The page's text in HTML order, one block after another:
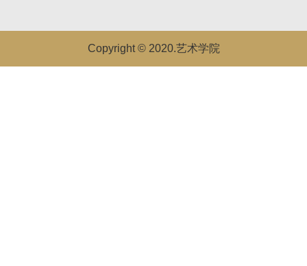
Copyright © 2020.艺术学院